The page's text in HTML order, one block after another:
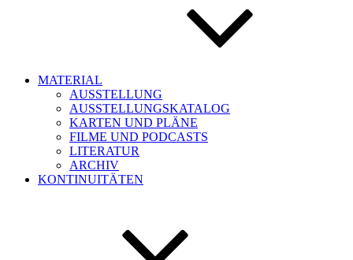
MATERIAL
AUSSTELLUNG
AUSSTELLUNGSKATALOG
KARTEN UND PLÄNE
FILME UND PODCASTS
LITERATUR
ARCHIV
KONTINUITÄTEN